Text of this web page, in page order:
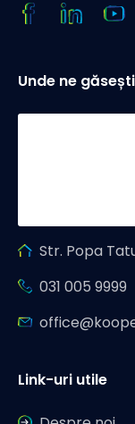
Link-uri utile
Unde ne
Str. Popa
031 005 9999